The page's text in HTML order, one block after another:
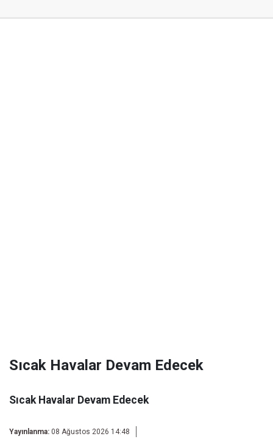
Sıcak Havalar Devam Edecek
Sıcak Havalar Devam Edecek
Yayınlanma: 08 Ağustos 2026 14:48